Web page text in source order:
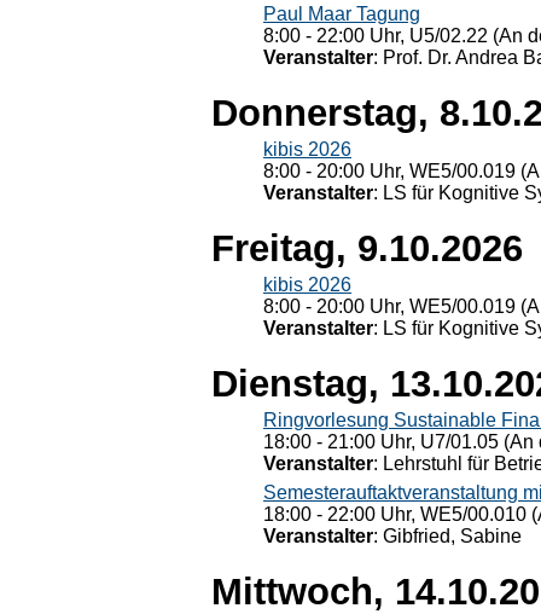
Paul Maar Tagung
8:00 - 22:00 Uhr, U5/02.22 (An
Veranstalter: Prof. Dr. Andrea
Donnerstag,
kibis 2026
8:00 - 20:00 Uhr, WE5/00.019
Veranstalter: LS für Kognitive
Freitag, 9.10.2026
kibis 2026
8:00 - 20:00 Uhr, WE5/00.019
Veranstalter: LS für Kognitive
Dienstag,
Ringvorlesung Sustainable
18:00 - 21:00 Uhr, U7/01.05
Veranstalter: Lehrstuhl für
Semesterauftaktveranstaltung
18:00 - 22:00 Uhr, WE5/00.010
Veranstalter: Gibfried, Sabine
Mittwoch,